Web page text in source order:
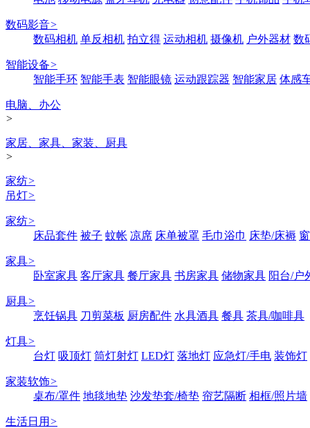
数码影音>
数码相机 单反相机 拍立得 运动相机 摄像机 户外器材 数
智能设备>
智能手环 智能手表 智能眼镜 运动跟踪器 智能家居 体感
电脑、办公
>
家居、家具、家装、厨具
>
家纺>
吊灯>
家纺>
床品套件 被子 蚊帐 凉席 床单被罩 毛巾浴巾 床垫/床褥
家具>
卧室家具 客厅家具 餐厅家具 书房家具 储物家具 阳台/户
厨具>
烹饪锅具 刀剪菜板 厨房配件 水具酒具 餐具 茶具/咖啡具
灯具>
台灯 吸顶灯 筒灯射灯 LED灯 落地灯 应急灯/手电 装饰灯
家装软饰>
桌布/罩件 地毯地垫 沙发垫套/椅垫 帘艺隔断 相框/照片墙
生活日用 >